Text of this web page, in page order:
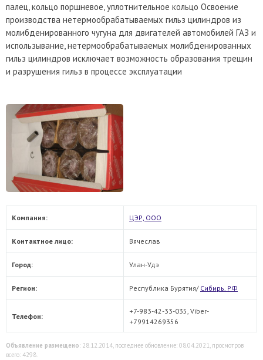
палец, кольцо поршневое, уплотнительное кольцо Освоение
производства нетермообрабатываемых гильз цилиндров из
молибденированного чугуна для двигателей автомобилей ГАЗ и
использывание, нетермообрабатываемых молибденированных
гильз цилиндров исключает возможность образования трещин
и разрушения гильз в процессе эксплуатации
Компания: ЦЭР, ООО
Контактное лицо: Вячеслав
Город: Улан-Удэ
Регион: Республика Бурятия/ Сибирь. РФ
Телефон:
+7-983-42-33-035, Viber-
+79914269356
Объявление размещено: 28.12.2014, последнее обновление: 08.04.2021, просмотров
всего: 4298.